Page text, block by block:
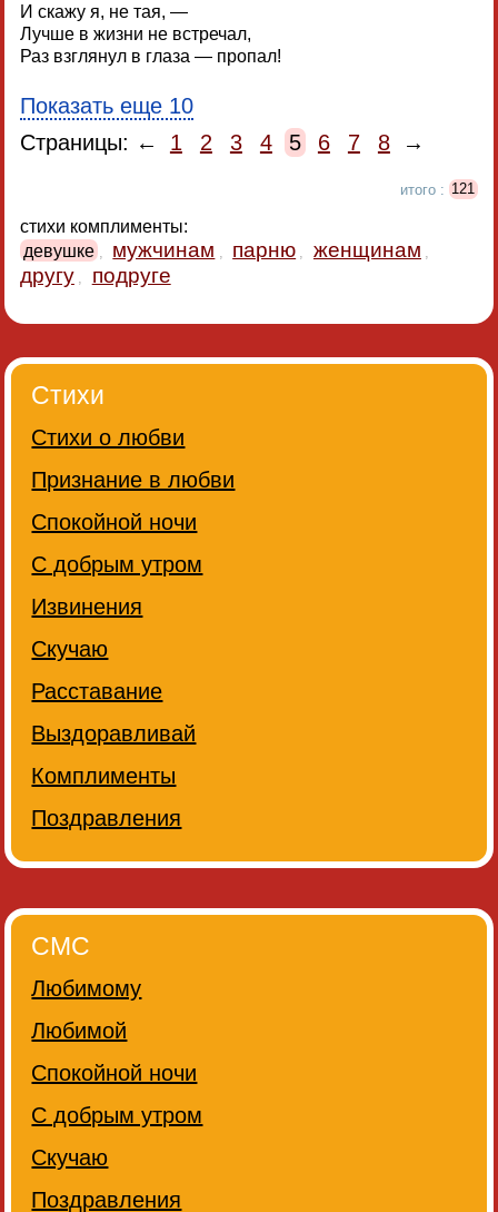
И скажу я, не тая, —
Лучше в жизни не встречал,
Раз взглянул в глаза — пропал!
Показать еще 10
Страницы: ←
1 2 3 4 5 6 7 8 →
итого : 121
стихи комплименты:
девушке
мужчинам парню женщинам
другу подруге
Стихи
Стихи о любви
Признание в любви
Спокойной ночи
С добрым утром
Извинения
Скучаю
Расставание
Выздоравливай
Комплименты
Поздравления
СМС
Любимому
Любимой
Спокойной ночи
С добрым утром
Скучаю
Поздравления